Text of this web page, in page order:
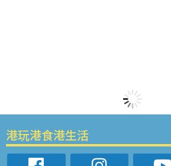
港玩港食港生活